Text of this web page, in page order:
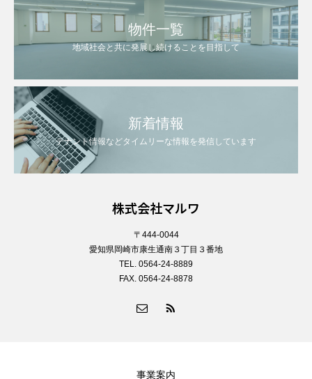
物件一覧
地域社会と共に発展し続けることを目指して
新着情報
テナント情報などタイムリーな情報を発信しています
株式会社マルワ
〒444-0044
愛知県岡崎市康生通南３丁目３番地
TEL. 0564-24-8889
FAX. 0564-24-8878
事業案内